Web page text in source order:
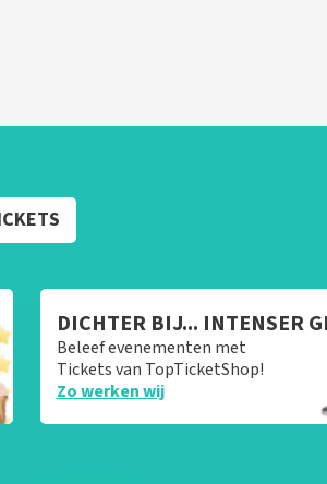
DICHTER BIJ... INTENSER
Beleef evenementen met
Tickets van TopTicketShop!
Zo werken wij